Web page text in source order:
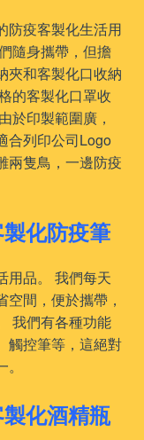
防疫客製化生活用
隨身攜帶，但擔
夾和客製化口收納
的客製化口罩收
於印製範圍廣，
合列印公司Logo
兩隻鳥，一邊防疫
化防疫筆
用品。 我們每天
間，便於攜帶，
我們有各種功能
觸控筆等，這絕對
化酒精瓶